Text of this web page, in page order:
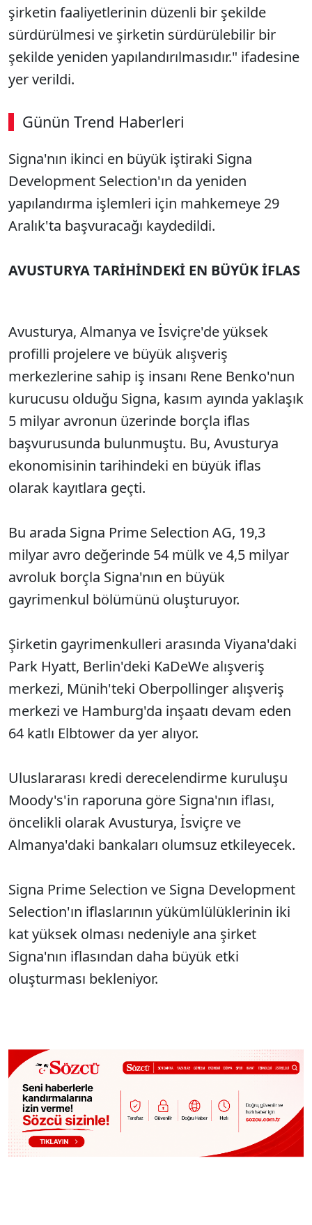
şirketin faaliyetlerinin düzenli bir şekilde
sürdürülmesi ve şirketin sürdürülebilir bir
şekilde yeniden yapılandırılmasıdır." ifadesine
yer verildi.
Günün Trend Haberleri
Signa'nın ikinci en büyük iştiraki Signa
Development Selection'ın da yeniden
yapılandırma işlemleri için mahkemeye 29
Aralık'ta başvuracağı kaydedildi.
AVUSTURYA TARİHİNDEKİ EN BÜYÜK İFLAS
Avusturya, Almanya ve İsviçre'de yüksek
profilli projelere ve büyük alışveriş
merkezlerine sahip iş insanı Rene Benko'nun
kurucusu olduğu Signa, kasım ayında yaklaşık
5 milyar avronun üzerinde borçla iflas
başvurusunda bulunmuştu. Bu, Avusturya
ekonomisinin tarihindeki en büyük iflas
olarak kayıtlara geçti.
Bu arada Signa Prime Selection AG, 19,3
milyar avro değerinde 54 mülk ve 4,5 milyar
avroluk borçla Signa'nın en büyük
gayrimenkul bölümünü oluşturuyor.
Şirketin gayrimenkulleri arasında Viyana'daki
Park Hyatt, Berlin'deki KaDeWe alışveriş
merkezi, Münih'teki Oberpollinger alışveriş
merkezi ve Hamburg'da inşaatı devam eden
64 katlı Elbtower da yer alıyor.
Uluslararası kredi derecelendirme kuruluşu
Moody's'in raporuna göre Signa'nın iflası,
öncelikli olarak Avusturya, İsviçre ve
Almanya'daki bankaları olumsuz etkileyecek.
Signa Prime Selection ve Signa Development
Selection'ın iflaslarının yükümlülüklerinin iki
kat yüksek olması nedeniyle ana şirket
Signa'nın iflasından daha büyük etki
oluşturması bekleniyor.